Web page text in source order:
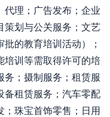
代理；广告发布；企业
策划与公关服务；文艺
的教育培训活动）；
培训等需取得许可的培
；摄制服务；租赁服
备租赁服务；汽车零配
；珠宝首饰零售；日用